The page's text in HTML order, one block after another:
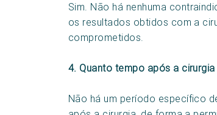
Sim. Não há nenhuma
os resultados obtidos com a
comprometidos.
4. Quanto tempo após a
Não há um período específico